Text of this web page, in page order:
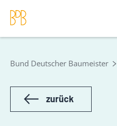
Bund Deutscher Baumeister
zurück